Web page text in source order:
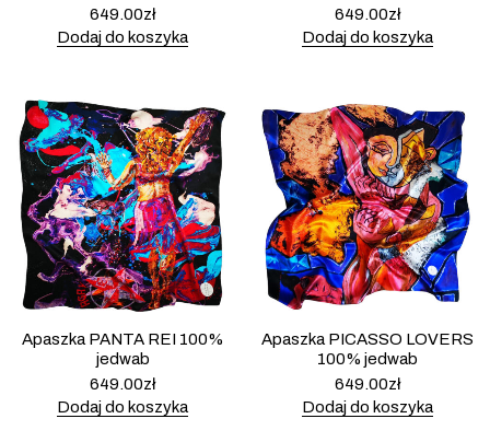
649.00zł
Dodaj do koszyka
649.00zł
Dodaj do koszyka
Apaszka PANTA REI 100%
jedwab
649.00zł
Dodaj do koszyka
Apaszka PICASSO LOVERS
100% jedwab
649.00zł
Dodaj do koszyka